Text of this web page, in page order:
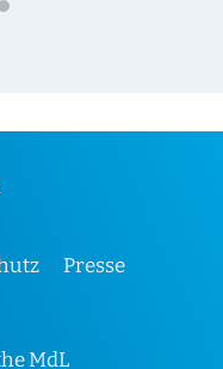
MdL
Presse